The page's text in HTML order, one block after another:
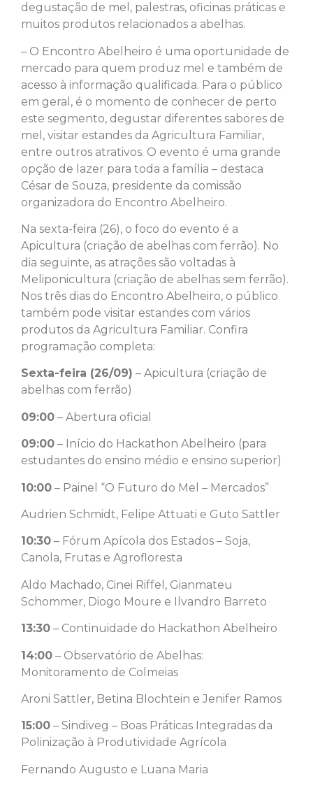
degustação de mel, palestras, oficinas práticas e
muitos produtos relacionados a abelhas.
– O Encontro Abelheiro é uma oportunidade de
mercado para quem produz mel e também de
acesso à informação qualificada. Para o público
em geral, é o momento de conhecer de perto
este segmento, degustar diferentes sabores de
mel, visitar estandes da Agricultura Familiar,
entre outros atrativos. O evento é uma grande
opção de lazer para toda a família – destaca
César de Souza, presidente da comissão
organizadora do Encontro Abelheiro.
Na sexta-feira (26), o foco do evento é a
Apicultura (criação de abelhas com ferrão). No
dia seguinte, as atrações são voltadas à
Meliponicultura (criação de abelhas sem ferrão).
Nos três dias do Encontro Abelheiro, o público
também pode visitar estandes com vários
produtos da Agricultura Familiar. Confira
programação completa:
Sexta-feira (26/09) – Apicultura (criação de
abelhas com ferrão)
09:00 – Abertura oficial
09:00 – Início do Hackathon Abelheiro (para
estudantes do ensino médio e ensino superior)
10:00 – Painel “O Futuro do Mel – Mercados”
Audrien Schmidt, Felipe Attuati e Guto Sattler
10:30 – Fórum Apícola dos Estados – Soja,
Canola, Frutas e Agrofloresta
Aldo Machado, Cinei Riffel, Gianmateu
Schommer, Diogo Moure e Ilvandro Barreto
13:30 – Continuidade do Hackathon Abelheiro
14:00 – Observatório de Abelhas:
Monitoramento de Colmeias
Aroni Sattler, Betina Blochtein e Jenifer Ramos
15:00 – Sindiveg – Boas Práticas Integradas da
Polinização à Produtividade Agrícola
Fernando Augusto e Luana Maria